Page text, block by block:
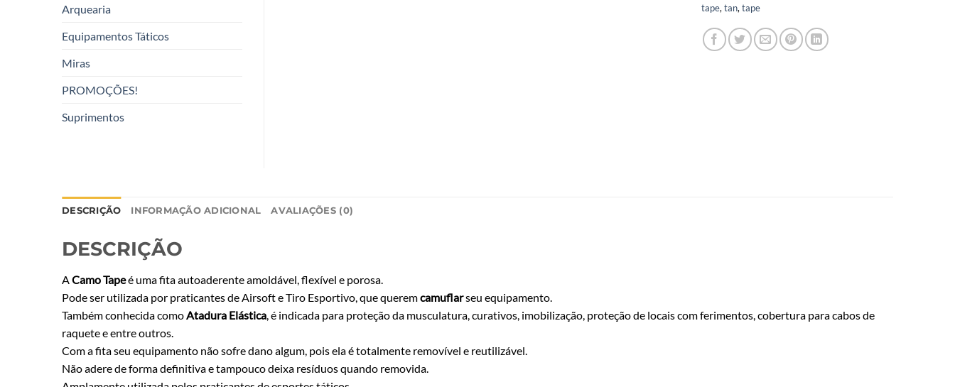
tape, tan, tape
Arquearia
Equipamentos Táticos
Miras
PROMOÇÕES!
Suprimentos
DESCRIÇÃO INFORMAÇÃO ADICIONAL AVALIAÇÕES (0)
DESCRIÇÃO
ACamo Tapeé uma fita autoaderente amoldável, flexível e porosa.
Pode ser utilizada por praticantes de Airsoft e Tiro Esportivo, que queremcamuflarseu equipamento.
Também conhecida comoAtadura Elástica, é indicada para proteção da musculatura, curativos, imobilização, proteção de locais com ferimentos, cobertura para cabos de
raquete e entre outros.
Com a fita seu equipamento não sofre dano algum, pois ela é totalmente removível e reutilizável.
Não adere de forma definitiva e tampouco deixa resíduos quando removida.